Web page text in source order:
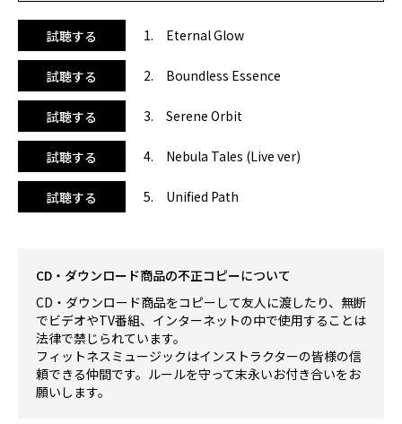
ッチ、ピラティスなどのシーンに新たな空間を生み出してく
れる、唯一無二のサウンドです。
＜本商品の著作権について＞
本商品の著作権、原盤権は全て『Niceness music LLC.』が
管理、所有しております。オンラインレッスン等の動画でご
使用いただく場合は、さまざまな規定がございます。ご利用
の前に必ずNiceness musicのWEBサイトをご確認くださ
い。
試聴する 1. Eternal Glow
試聴する 2. Boundless Essence
試聴する 3. Serene Orbit
試聴する 4. Nebula Tales (Live ver)
試聴する 5. Unified Path
CD・ダウンロード商品の不正コピーについて
CD・ダウンロード商品をコピーして友人に渡したり、無断
でビデオやTV番組、インターネットの中で使用することは
法律で禁じられています。
フィットネスミュージックはインストラクターの皆様の信
頼できる仲間です。ルールを守って末永いお付き合いをお
願いします。